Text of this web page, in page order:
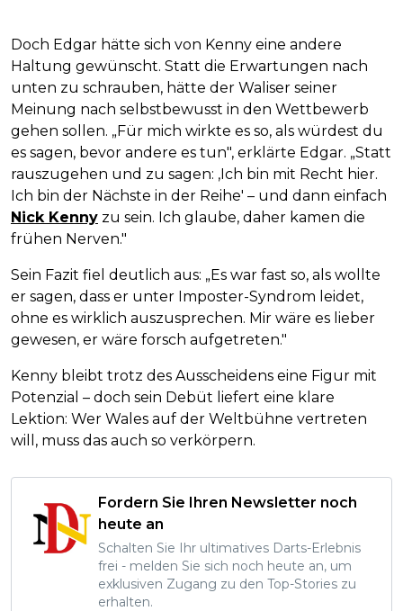
Doch Edgar hätte sich von Kenny eine andere
Haltung gewünscht. Statt die Erwartungen nach
unten zu schrauben, hätte der Waliser seiner
Meinung nach selbstbewusst in den Wettbewerb
gehen sollen. „Für mich wirkte es so, als würdest du
es sagen, bevor andere es tun", erklärte Edgar. „Statt
rauszugehen und zu sagen: ‚Ich bin mit Recht hier.
Ich bin der Nächste in der Reihe' – und dann einfach
Nick Kenny zu sein. Ich glaube, daher kamen die
frühen Nerven."
Sein Fazit fiel deutlich aus: „Es war fast so, als wollte
er sagen, dass er unter Imposter-Syndrom leidet,
ohne es wirklich auszusprechen. Mir wäre es lieber
gewesen, er wäre forsch aufgetreten."
Kenny bleibt trotz des Ausscheidens eine Figur mit
Potenzial – doch sein Debüt liefert eine klare
Lektion: Wer Wales auf der Weltbühne vertreten
will, muss das auch so verkörpern.
Fordern Sie Ihren Newsletter noch
heute an
Schalten Sie Ihr ultimatives Darts-Erlebnis
frei - melden Sie sich noch heute an, um
exklusiven Zugang zu den Top-Stories zu
erhalten.